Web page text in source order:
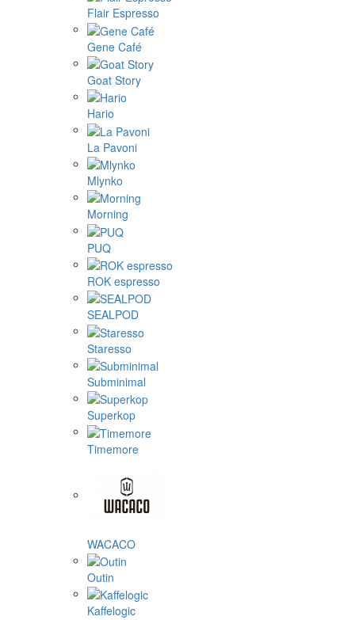
Flair Espresso
Gene Café
Goat Story
Hario
La Pavoni
Mlynko
Morning
PUQ
ROK espresso
SEALPOD
Staresso
Subminimal
Superkop
Timemore
WACACO
Outin
Kaffelogic